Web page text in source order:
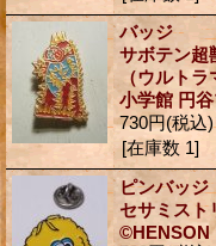
バッジ
サボテン
（ウルト
小学館 円谷
730円(税込)
[在庫数 1]
ピンバッジ
セサミスト
©HENSON